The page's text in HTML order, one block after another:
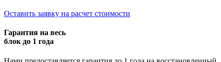
Оставить заявку на расчет стоимости
Гарантия на весь
блок до 1 года